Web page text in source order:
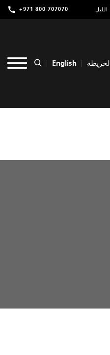
+971 800 707070
الخريطة English